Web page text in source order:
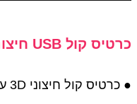
כרטיס קול USB חיצוני 7.1 ערוצים
● כרטיס קול חיצוני 3D עם 7.1 ערוצים.